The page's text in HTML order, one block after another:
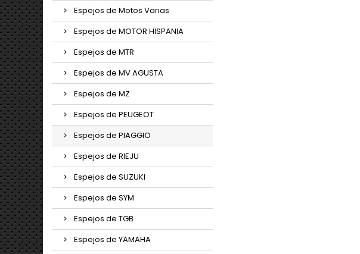
Espejos de Motos Varias
Espejos de MOTOR HISPANIA
Espejos de MTR
Espejos de MV AGUSTA
Espejos de MZ
Espejos de PEUGEOT
Espejos de PIAGGIO
Espejos de RIEJU
Espejos de SUZUKI
Espejos de SYM
Espejos de TGB
Espejos de YAMAHA